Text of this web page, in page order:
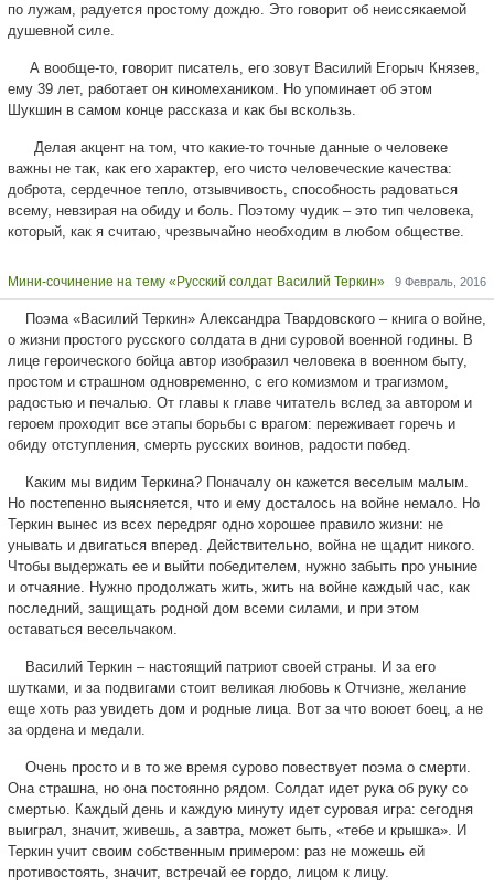
по лужам, радуется простому дождю. Это говорит об неиссякаемой
душевной силе.
А вообще-то, говорит писатель, его зовут Василий Егорыч Князев,
ему 39 лет, работает он киномехаником. Но упоминает об этом
Шукшин в самом конце рассказа и как бы вскользь.
Делая акцент на том, что какие-то точные данные о человеке
важны не так, как его характер, его чисто человеческие качества:
доброта, сердечное тепло, отзывчивость, способность радоваться
всему, невзирая на обиду и боль. Поэтому чудик – это тип человека,
который, как я считаю, чрезвычайно необходим в любом обществе.
9 Февраль, 2016
Мини-сочинение на тему «Русский солдат Василий Теркин»
Поэма «Василий Теркин» Александра Твардовского – книга о войне,
о жизни простого русского солдата в дни суровой военной годины. В
лице героического бойца автор изобразил человека в военном быту,
простом и страшном одновременно, с его комизмом и трагизмом,
радостью и печалью. От главы к главе читатель вслед за автором и
героем проходит все этапы борьбы с врагом: переживает горечь и
обиду отступления, смерть русских воинов, радости побед.
Каким мы видим Теркина? Поначалу он кажется веселым малым.
Но постепенно выясняется, что и ему досталось на войне немало. Но
Теркин вынес из всех передряг одно хорошее правило жизни: не
унывать и двигаться вперед. Действительно, война не щадит никого.
Чтобы выдержать ее и выйти победителем, нужно забыть про уныние
и отчаяние. Нужно продолжать жить, жить на войне каждый час, как
последний, защищать родной дом всеми силами, и при этом
оставаться весельчаком.
Василий Теркин – настоящий патриот своей страны. И за его
шутками, и за подвигами стоит великая любовь к Отчизне, желание
еще хоть раз увидеть дом и родные лица. Вот за что воюет боец, а не
за ордена и медали.
Очень просто и в то же время сурово повествует поэма о смерти.
Она страшна, но она постоянно рядом. Солдат идет рука об руку со
смертью. Каждый день и каждую минуту идет суровая игра: сегодня
выиграл, значит, живешь, а завтра, может быть, «тебе и крышка». И
Теркин учит своим собственным примером: раз не можешь ей
противостоять, значит, встречай ее гордо, лицом к лицу.